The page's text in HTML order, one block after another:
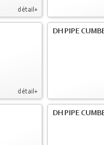
détail+
détail+
DH PIPE
DH PIPE